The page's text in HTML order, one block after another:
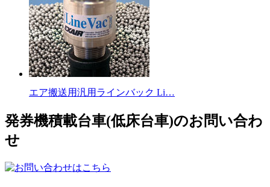
エア搬送用汎用ラインバック Li…
発券機積載台車(低床台車)のお問い合わ
せ